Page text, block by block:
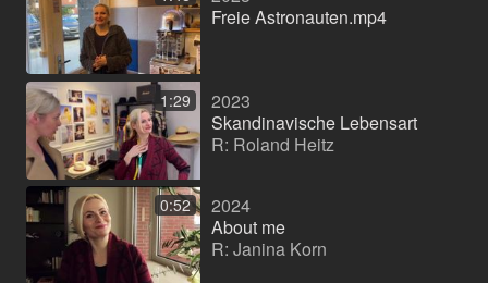
Freie Astronauten.mp4
1:29
2023
Skandinavische Lebensart
R: Roland Heitz
0:52
2024
About me
R: Janina Korn